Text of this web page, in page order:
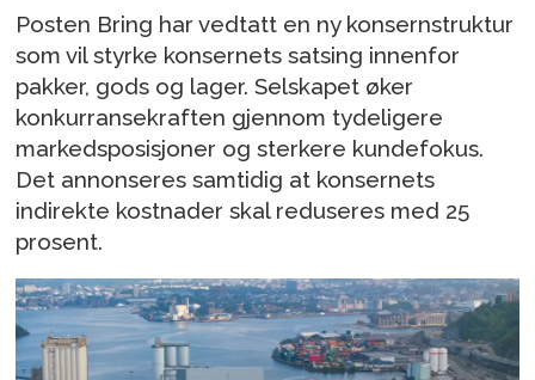
Posten Bring har vedtatt en ny konsernstruktur
som vil styrke konsernets satsing innenfor
pakker, gods og lager. Selskapet øker
konkurransekraften gjennom tydeligere
markedsposisjoner og sterkere kundefokus.
Det annonseres samtidig at konsernets
indirekte kostnader skal reduseres med 25
prosent.